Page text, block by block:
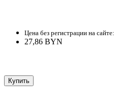
Цена без регистрации на сайте:
27,86 BYN